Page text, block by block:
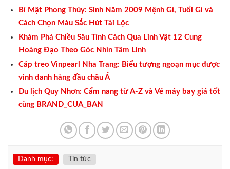
Bí Mật Phong Thủy: Sinh Năm 2009 Mệnh Gì, Tuổi Gì và
Cách Chọn Màu Sắc Hút Tài Lộc
Khám Phá Chiều Sâu Tính Cách Qua Linh Vật 12 Cung
Hoàng Đạo Theo Góc Nhìn Tâm Linh
Cáp treo Vinpearl Nha Trang: Biểu tượng ngoạn mục được
vinh danh hàng đầu châu Á
Du lịch Quy Nhơn: Cẩm nang từ A-Z và Vé máy bay giá tốt
cùng BRAND_CUA_BAN
Danh mục: Tin tức